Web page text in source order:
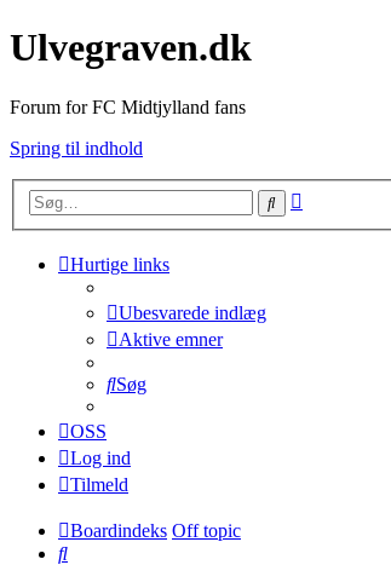
Ulvegraven.dk
Forum for FC Midtjylland fans
Spring til indhold
Søg
Hurtige links
Ubesvarede indlæg
Aktive emner
Søg
OSS
Log ind
Tilmeld
Boardindeks Off topic
Søg